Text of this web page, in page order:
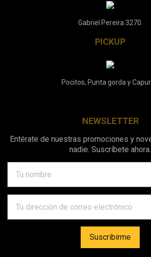
Gabriel Pereira 3270.
PICKUP
Pocitos, Punta gorda y
NEWSLETTER
Entérate de nuestras promociones y
nadie. Suscríbete ahora.